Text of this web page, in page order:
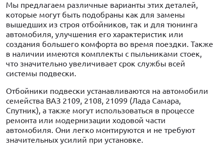
Мы предлагаем различные варианты этих деталей,
которые могут быть подобраны как для замены
вышедших из строя отбойников, так и для тюнинга
автомобиля, улучшения его характеристик или
создания большего комфорта во время поездки. Также
в наличии имеются комплекты с пыльниками стоек,
что значительно увеличивает срок службы всей
системы подвески.
Отбойники подвески устанавливаются на автомобили
семейства ВАЗ 2109, 2108, 21099 (Лада Самара,
Спутник), а также могут использоваться в процессе
ремонта или модернизации ходовой части
автомобиля. Они легко монтируются и не требуют
значительных усилий при установке.